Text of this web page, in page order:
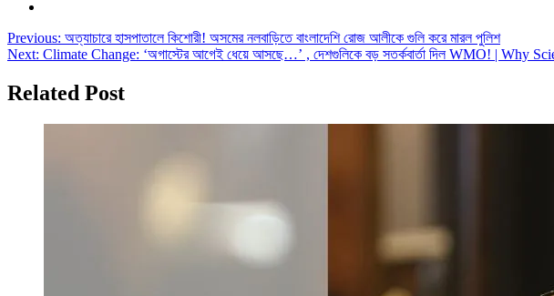
Post
navigation
Previous: অত্যাচারে হাসপাতালে কিশোরী! অসমের নলবাড়িতে বাংলাদেশি রোজ আলীকে গুলি করে মারল পুলিশ
Next: Climate Change: ‘অগাস্টের আগেই ধেয়ে আসছে…’ , দেশগুলিকে বড় সতর্কবার্তা দিল WMO! |
Related Post